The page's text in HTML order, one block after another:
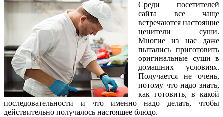
Среди посетителей
сайта все чаще
встречаются настоящие
ценители суши.
Многие из нас даже
пытались приготовить
оригинальные суши в
домашних условиях.
Получается не очень,
потому что надо знать,
как готовить, в какой
последовательности и что именно надо делать, чтобы
действительно получалось настоящее блюдо.